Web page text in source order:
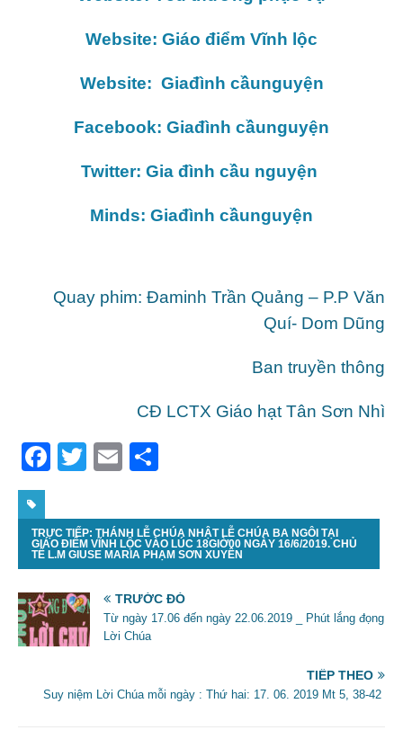
Website: Giáo điểm Vĩnh lộc
Website: Giađình cầunguyện
Facebook: Giađình cầunguyện
Twitter: Gia đình cầu nguyện
Minds: Giađình cầunguyện
Quay phim: Đaminh Trần Quảng – P.P Văn
Quí- Dom Dũng
Ban truyền thông
CĐ LCTX Giáo hạt Tân Sơn Nhì
F
c
e
b
o
o
T
itt
er
E
ai
l
ar
e
TRỰC TIẾP: THÁNH LỄ CHÚA NHẬT LỄ CHÚA BA NGÔI TẠI
GIÁO ĐIỂM VĨNH LỘC VÀO LÚC 18GIỜ00 NGÀY 16/6/2019. CHỦ
TẾ L.M GIUSE MARIA PHẠM SƠN XUYÊN
TRƯỚC ĐÓ
Từ ngày 17.06 đến ngày 22.06.2019 _ Phút lắng đọng
Lời Chúa
TIẾP THEO
Suy niệm Lời Chúa mỗi ngày : Thứ hai: 17. 06. 2019 Mt 5, 38-42